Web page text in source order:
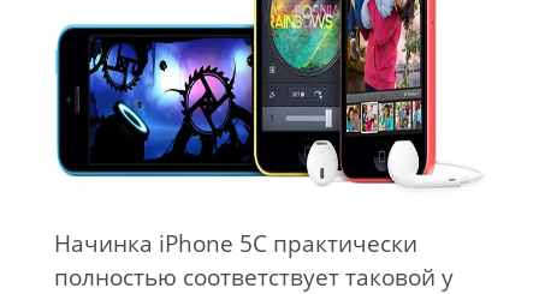
Начинка iPhone 5C практически
полностью соответствует таковой у